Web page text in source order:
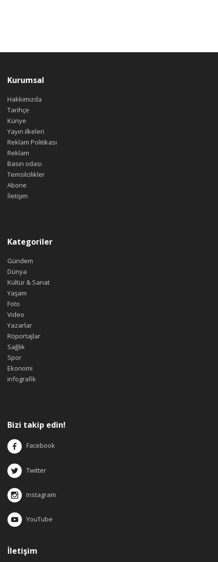
Kurumsal
Hakkımızda
Tarihçe
Künye
Yayın ilkeleri
Reklam Politikası
Reklam
Basın odası
Temsilcilikler
Abone
İletişim
Kategoriler
Gündem
Dünya
Kültür & Sanat
Yaşam
Foto
Video
Yazarlar
Röportajlar
Sağlık
Spor
Ekonomi
infografik
Bizi takip edin!
Facebook
Twitter
Instagram
YouTube
İletişim